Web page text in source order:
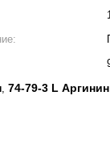
, 74-79-3 L